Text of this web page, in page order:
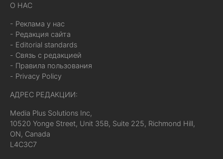
О НАС
- Реклама у нас
- Редакция сайта
- Editorial standards
- Связь с редакцией
- Правила пользования
- Privacy Policy
АДРЕС РЕДАКЦИИ:
Media Plus Solutions Inc,
10520 Yonge Street, Unit 35B, Suite 225, Richmond Hill,
ON, Canada
L4C3C7